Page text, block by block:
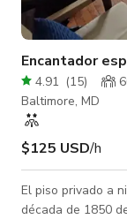
Encantador
4.91 (15)
Baltimore, MD
$125 USD/h
El piso privado a
década de 1850